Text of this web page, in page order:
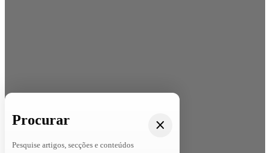
Procurar
Pesquise artigos, secções e conteúdos